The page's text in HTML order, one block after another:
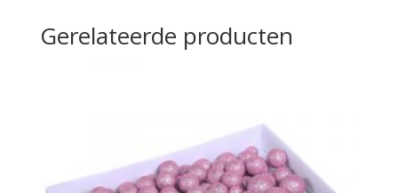
Gerelateerde producten